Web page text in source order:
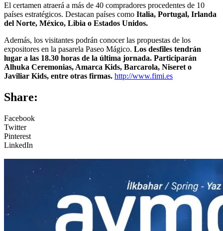
El certamen atraerá a más de 40 compradores procedentes de 10
países estratégicos. Destacan países como Italia, Portugal, Irlanda
del Norte, México, Libia o Estados Unidos.
Además, los visitantes podrán conocer las propuestas de los
expositores en la pasarela Paseo Mágico. Los desfiles tendrán
lugar a las 18.30 horas de la última jornada. Participarán
Alhuka Ceremonias, Amarca Kids, Barcarola, Niseret o
Javiliar Kids, entre otras firmas. http://www.fimi.es
Share:
Facebook
Twitter
Pinterest
LinkedIn